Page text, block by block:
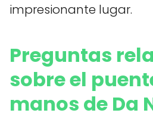
impresionante lugar.
Preguntas
sobre el
manos de Da